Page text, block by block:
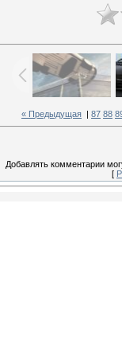
« Предыдущая 87 88
Добавлять комментарии
[